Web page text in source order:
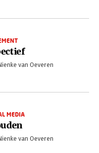
van Oeveren
MEDIA
van Oeveren